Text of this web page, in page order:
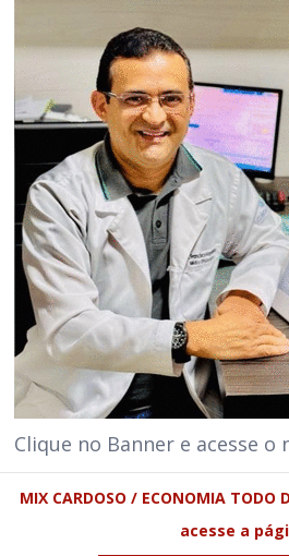
Clique no Banner e acesse o
MIX CARDOSO / ECONOMIA
acesse a